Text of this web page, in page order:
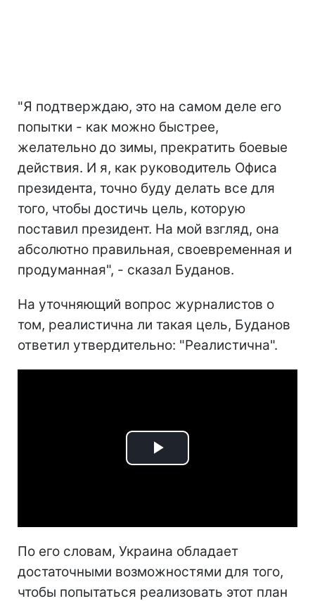
"Я подтверждаю, это на самом деле его
попытки - как можно быстрее,
желательно до зимы, прекратить боевые
действия. И я, как руководитель Офиса
президента, точно буду делать все для
того, чтобы достичь цель, которую
поставил президент. На мой взгляд, она
абсолютно правильная, своевременная и
продуманная", - сказал Буданов.
На уточняющий вопрос журналистов о
том, реалистична ли такая цель, Буданов
ответил утвердительно: "Реалистична".
Play
По его словам, Украина обладает
достаточными возможностями для того,
чтобы попытаться реализовать этот план